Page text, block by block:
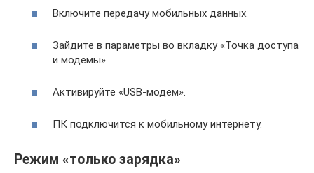
Включите передачу мобильных данных.
Зайдите в параметры во вкладку «Точка доступа
и модемы».
Активируйте «USB-модем».
ПК подключится к мобильному интернету.
Режим «только зарядка»